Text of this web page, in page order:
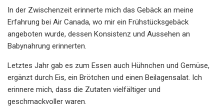
In der Zwischenzeit erinnerte mich das Gebäck an meine
Erfahrung bei Air Canada, wo mir ein Frühstücksgebäck
angeboten wurde, dessen Konsistenz und Aussehen an
Babynahrung erinnerten.
Letztes Jahr gab es zum Essen auch Hühnchen und Gemüse,
ergänzt durch Eis, ein Brötchen und einen Beilagensalat. Ich
erinnere mich, dass die Zutaten vielfältiger und
geschmackvoller waren.